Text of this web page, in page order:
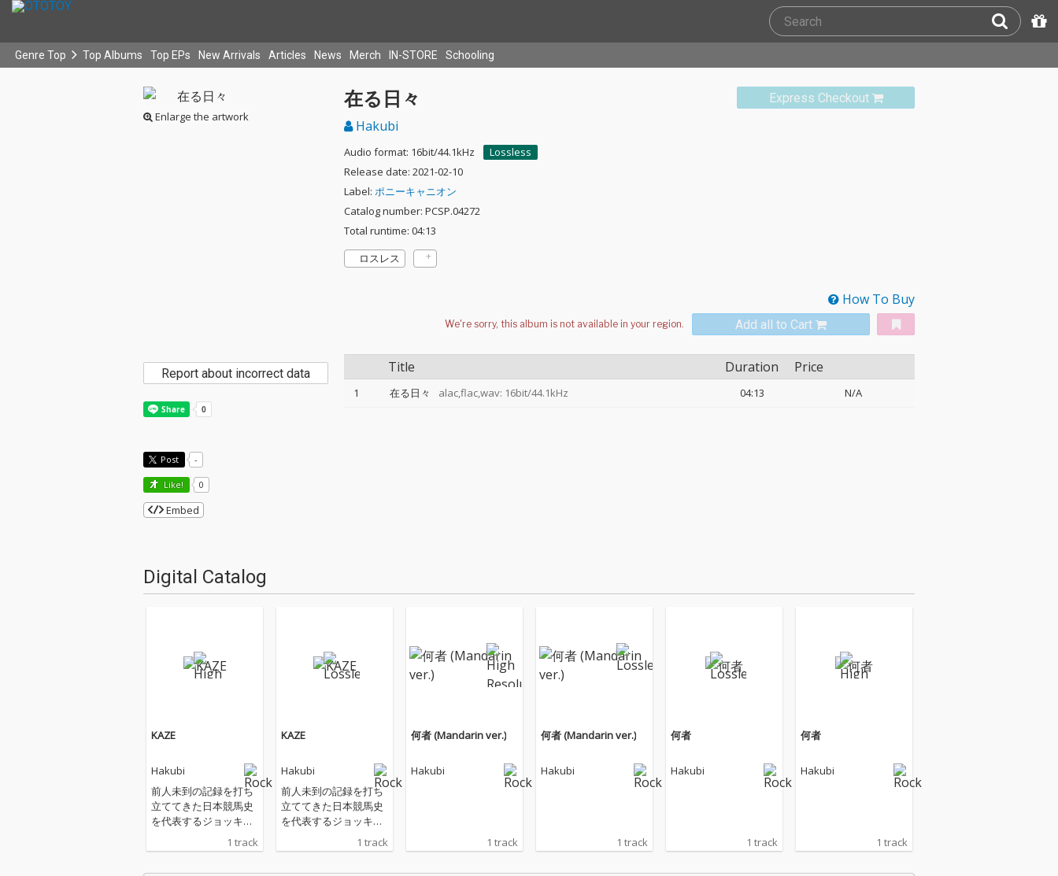
Genre Top Top Albums Top EPs New Arrivals Articles News Merch IN-STORE Schooling
Enlarge the artwork
Express Checkout
在る日々
Hakubi
Audio format: 16bit/44.1kHz
Lossless
Release date: 2021-02-10
Label: ポニーキャニオン
Catalog number: PCSP.04272
Total runtime: 04:13
ロスレス
How To Buy
Add all to Cart
Title Duration Price
1 在る日々 alac,flac,wav: 16bit/44.1kHz 04:13 N/A
Report about incorrect data
Post -
Like! 0
Embed
Digital Catalog
KAZE
Hakubi
前人未到の記録を打ち
立ててきた日本競馬史
を代表するジョッキ
40年を記念して開催さ
1 track
KAZE
Hakubi
前人未到の記録を打ち
立ててきた日本競馬史
を代表するジョッキ
40年を記念して開催さ
1 track
何者 (Mandarin ver.)
Hakubi
1 track
何者 (Mandarin ver.)
Hakubi
1 track
何者
Hakubi
1 track
何者
Hakubi
1 track